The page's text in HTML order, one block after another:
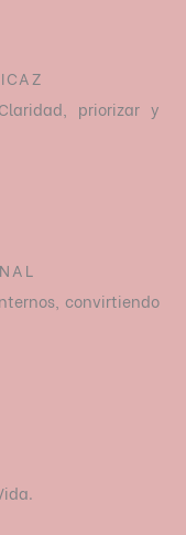
priorizar y
convirtiendo